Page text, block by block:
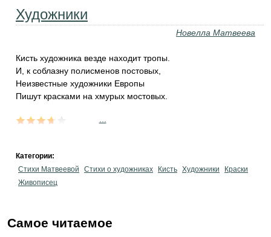
Художники
Новелла Матвеева
Кисть художника везде находит тропы.
И, к соблазну полисменов постовых,
Неизвестные художники Европы
Пишут красками на хмурых мостовых.
Категории:
Стихи Матвеевой
Стихи о художниках Кисть Художники
Краски
Живописец
Самое читаемое